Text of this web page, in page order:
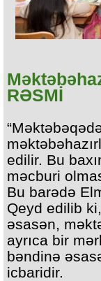
RƏSMİ
edilir. Bu
məcburi
Bu barədə
Qeyd edilib
əsasən,
ayrıca bir
bəndinə
icbaridir.